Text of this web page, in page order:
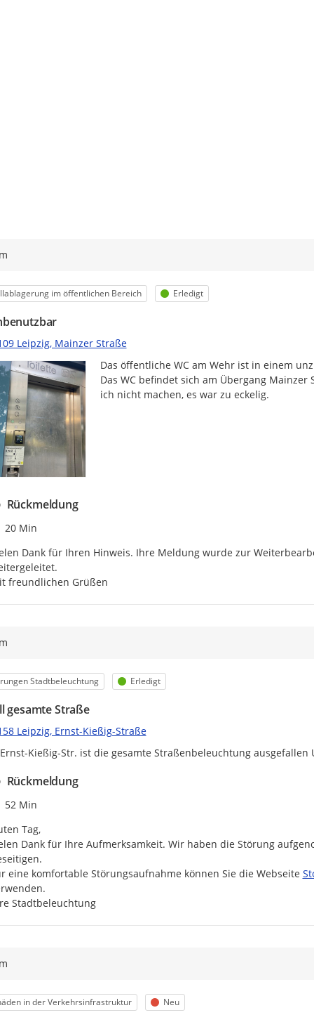
im öffentlichen Bereich Status
Erledigt
Leipzig, Mainzer Straße
Das öffentliche WC am Wehr ist in einem
Das WC befindet sich am Übergang
ich nicht machen, es war zu eckelig.
Rückmeldung
Zeitpunkt des Erstellens
20 Min
Dank für Ihren Hinweis. Ihre Meldung wurde zur
freundlichen Grüßen
Stadtbeleuchtung Status
Erledigt
gesamte Straße
Leipzig, Ernst-Kießig-Straße
Kießig-Str. ist die gesamte Straßenbeleuchtung ausgefallen
Rückmeldung
Zeitpunkt des Erstellens
52 Min
Tag,
Dank für Ihre Aufmerksamkeit. Wir haben die Störung
eine komfortable Störungsaufnahme können Sie die Webseite
Stadtbeleuchtung
in der Verkehrsinfrastruktur Status
Neu